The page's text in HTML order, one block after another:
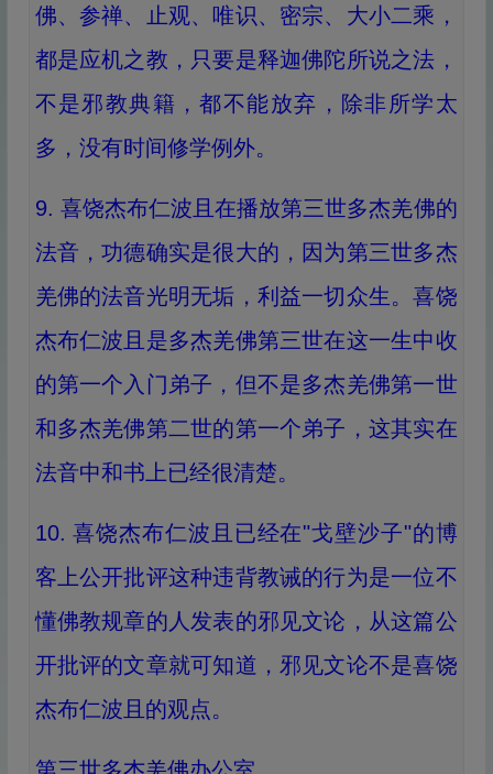
佛、参禅、止观、唯识、密宗、大小二乘，
都是应机之教，只要是释迦佛陀所说之法，
不是邪教典籍，都不能放弃，除非所学太
多，没有时间修学例外。
9. 喜饶杰布仁波且在播放第三世多杰羌佛的
法音，功德确实是很大的，因为第三世多杰
羌佛的法音光明无垢，利益一切众生。喜饶
杰布仁波且是多杰羌佛第三世在这一生中收
的第一个入门弟子，但不是多杰羌佛第一世
和多杰羌佛第二世的第一个弟子，这其实在
法音中和书上已经很清楚。
10. 喜饶杰布仁波且已经在"戈壁沙子"的博
客上公开批评这种违背教诫的行为是一位不
懂佛教规章的人发表的邪见文论，从这篇公
开批评的文章就可知道，邪见文论不是喜饶
杰布仁波且的观点。